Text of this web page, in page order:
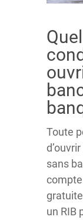
Toute
sans
un RIB